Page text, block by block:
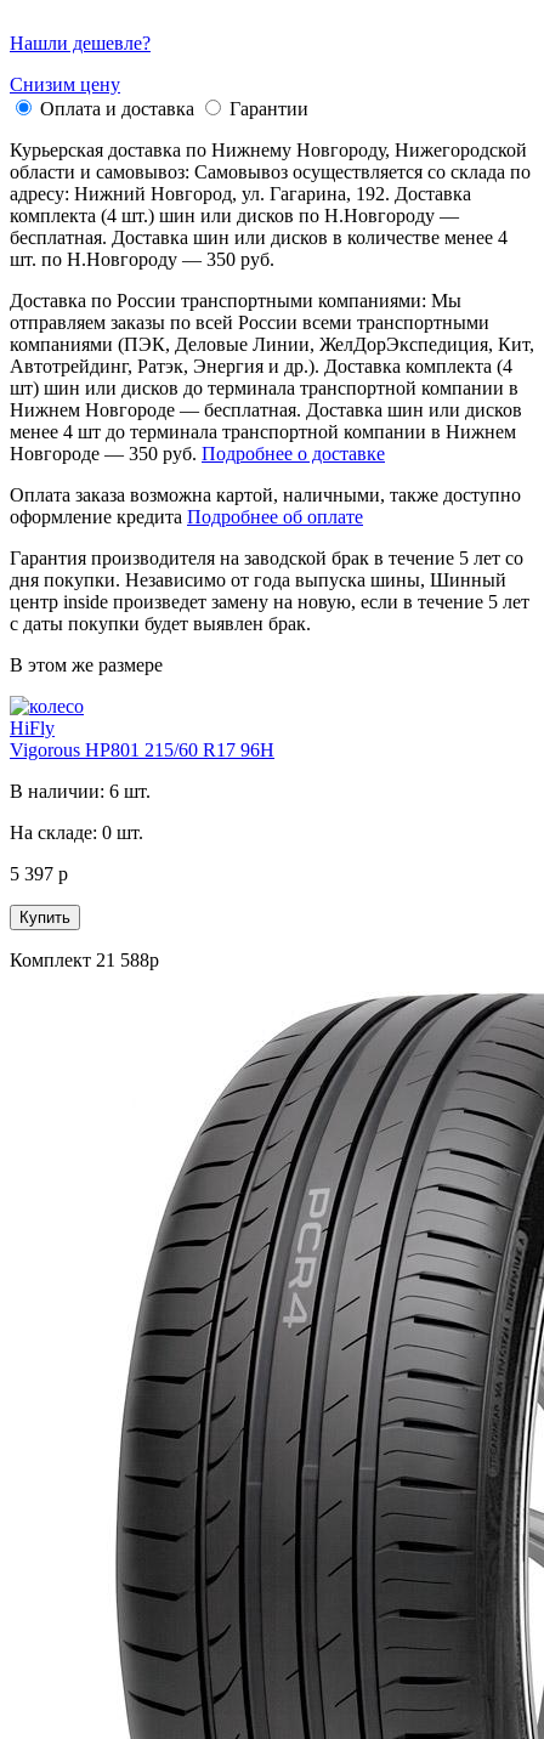
Нашли дешевле?
Снизим цену
Оплата и доставка
Гарантии
Курьерская доставка по Нижнему Новгороду, Нижегородской
области и самовывоз: Самовывоз осуществляется со склада по
адресу: Нижний Новгород, ул. Гагарина, 192. Доставка
комплекта (4 шт.) шин или дисков по Н.Новгороду —
бесплатная. Доставка шин или дисков в количестве менее 4
шт. по Н.Новгороду — 350 руб.
Доставка по России транспортными компаниями: Мы
отправляем заказы по всей России всеми транспортными
компаниями (ПЭК, Деловые Линии, ЖелДорЭкспедиция, Кит,
Автотрейдинг, Ратэк, Энергия и др.). Доставка комплекта (4
шт) шин или дисков до терминала транспортной компании в
Нижнем Новгороде — бесплатная. Доставка шин или дисков
менее 4 шт до терминала транспортной компании в Нижнем
Новгороде — 350 руб. Подробнее о доставке
Оплата заказа возможна картой, наличными, также доступно
оформление кредита Подробнее об оплате
Гарантия производителя на заводской брак в течение 5 лет со
дня покупки. Независимо от года выпуска шины, Шинный
центр inside произведет замену на новую, если в течение 5 лет
с даты покупки будет выявлен брак.
В этом же размере
HiFly
Vigorous HP801 215/60 R17 96H
В наличии: 6 шт.
На складе: 0 шт.
5 397 р
Купить
Комплект 21 588р